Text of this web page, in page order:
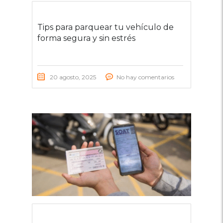
Tips para parquear tu vehículo de
forma segura y sin estrés
20 agosto, 2025 No hay comentarios